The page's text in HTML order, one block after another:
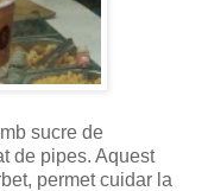
sucre de
de pipes. Aquest
permet cuidar la